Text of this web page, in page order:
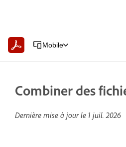
Mobile
Combiner des
Dernière mise à jour le 1 juil. 2026